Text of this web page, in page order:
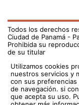
Todos los derechos
Ciudad de Panamá -
Prohibida su
de su titular
Utilizamos cookies
nuestros servicios y
con sus preferencias
de navegación. si
que acepta su uso.